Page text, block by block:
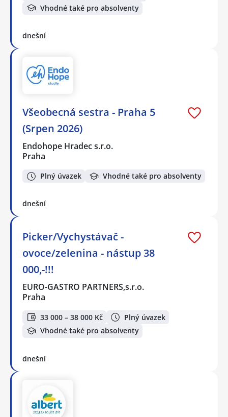
Vhodné také pro absolventy
dnešní
Všeobecná sestra - Praha 5
(Srpen 2026)
Endohope Hradec s.r.o.
Praha
Plný úvazek Vhodné také pro absolventy
dnešní
Picker/Vychystávač -
ovoce/zelenina - nástup 38
000,-!!!
EURO-GASTRO PARTNERS,s.r.o.
Praha
33 000 – 38 000 Kč
Plný úvazek
Vhodné také pro absolventy
dnešní